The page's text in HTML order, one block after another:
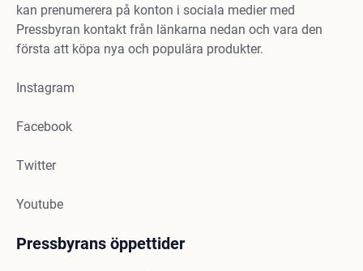
kan prenumerera på konton i sociala medier med
Pressbyran kontakt från länkarna nedan och vara den
första att köpa nya och populära produkter.
Instagram
Facebook
Twitter
Youtube
Pressbyrans öppettider